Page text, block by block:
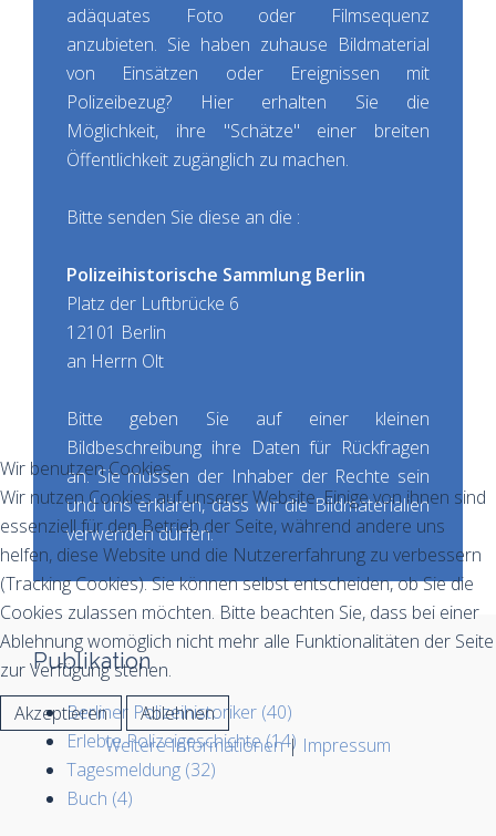
adäquates Foto oder Filmsequenz
anzubieten. Sie haben zuhause Bildmaterial
von Einsätzen oder Ereignissen mit
Polizeibezug? Hier erhalten Sie die
Möglichkeit, ihre "Schätze" einer breiten
Öffentlichkeit zugänglich zu machen.
Bitte senden Sie diese an die :
Polizeihistorische Sammlung Berlin
Platz der Luftbrücke 6
12101 Berlin
an Herrn Olt
Bitte geben Sie auf einer kleinen
Bildbeschreibung ihre Daten für Rückfragen
an. Sie müssen der Inhaber der Rechte sein
und uns erklären, dass wir die Bildmaterialien
verwenden dürfen.
Publikation
Berliner Polizeihistoriker (40)
Erlebte Polizeigeschichte (14)
Tagesmeldung (32)
Buch (4)
Wir benutzen Cookies
Wir nutzen Cookies auf unserer Website. Einige von ihnen sind
essenziell für den Betrieb der Seite, während andere uns
helfen, diese Website und die Nutzererfahrung zu verbessern
(Tracking Cookies). Sie können selbst entscheiden, ob Sie die
Cookies zulassen möchten. Bitte beachten Sie, dass bei einer
Ablehnung womöglich nicht mehr alle Funktionalitäten der Seite
zur Verfügung stehen.
Akzeptieren
Ablehnen
Weitere Informationen| Impressum